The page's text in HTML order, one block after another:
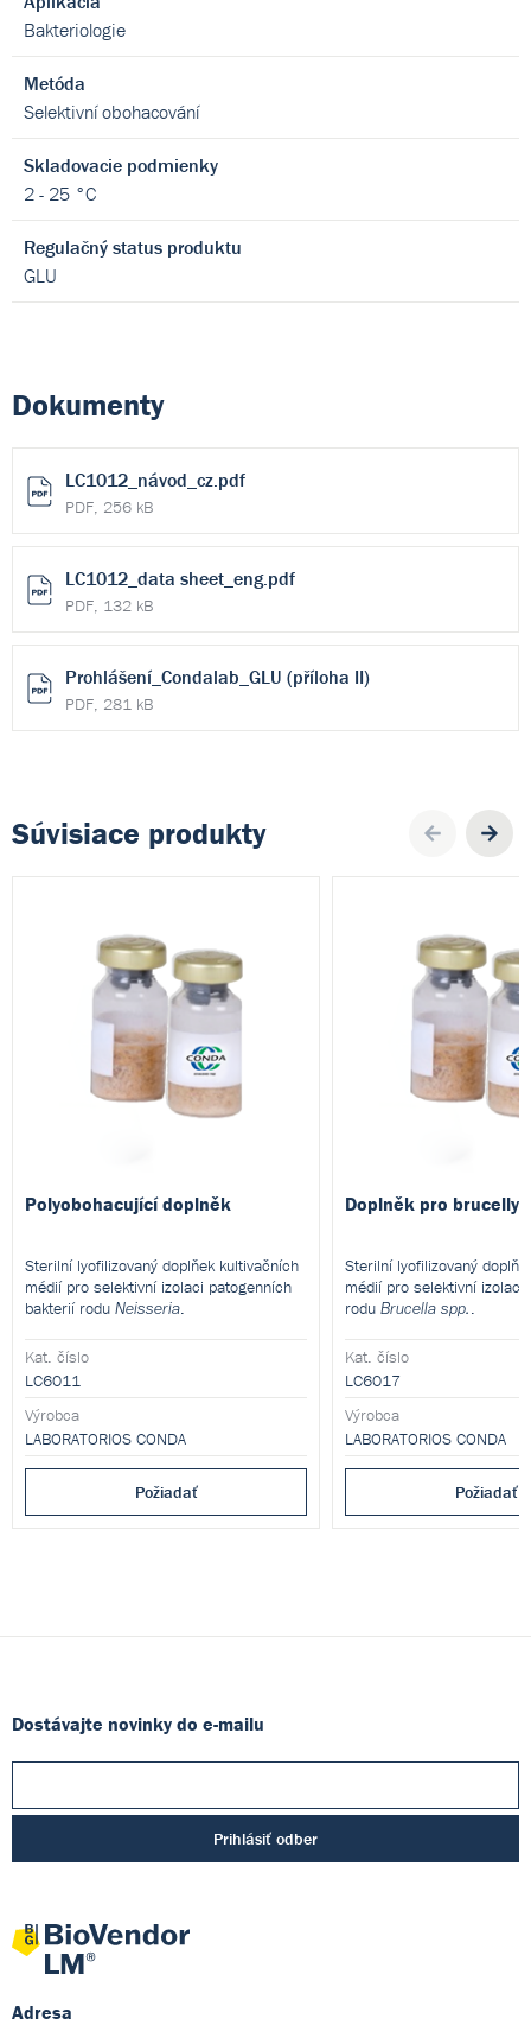
Bakteriologie
Metóda
Selektivní obohacování
Skladovacie podmienky
2 - 25 °C
Regulačný status produktu
GLU
Dokumenty
LC1012_návod_cz.pdf
PDF, 256 kB
LC1012_data sheet_eng.pdf
PDF, 132 kB
Prohlášení_Condalab_GLU (příloha II)
PDF, 281 kB
Súvisiace produkty
Polyobohacující doplněk
Sterilní lyofilizovaný doplňek kultivačních
médií pro selektivní izolaci patogenních
bakterií rodu Neisseria.
Kat. číslo
LC6011
Výrobca
LABORATORIOS CONDA
Požiadať
Doplněk pro brucelly
Sterilní lyofilizovaný
médií pro selektivní izolaci
rodu Brucella spp..
Kat. číslo
LC6017
Výrobca
LABORATORIOS CONDA
Požiadať
Dostávajte novinky do e-mailu
Prihlásiť odber
Adresa